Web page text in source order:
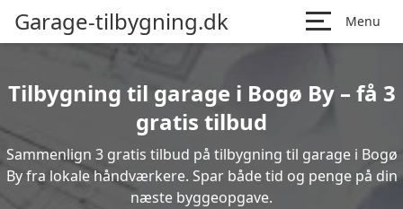
Garage-tilbygning.dk Menu
Tilbygning til garage i Bogø By – få 3
gratis tilbud
Sammenlign 3 gratis tilbud på tilbygning til garage i Bogø
By fra lokale håndværkere. Spar både tid og penge på din
næste byggeopgave.